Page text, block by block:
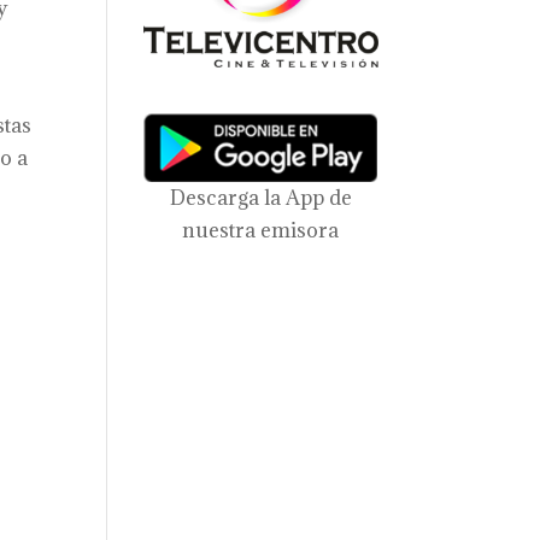
a
Descarga la App de
nuestra emisora